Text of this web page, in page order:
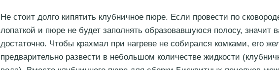
Не стоит долго кипятить клубничное пюре. Если провести по
лопаткой и пюре не будет заполнять образовавшуюся полосу, значит
достаточно. Чтобы крахмал при нагреве не собирался комками, его
предварительно развести в небольшом количестве жидкости